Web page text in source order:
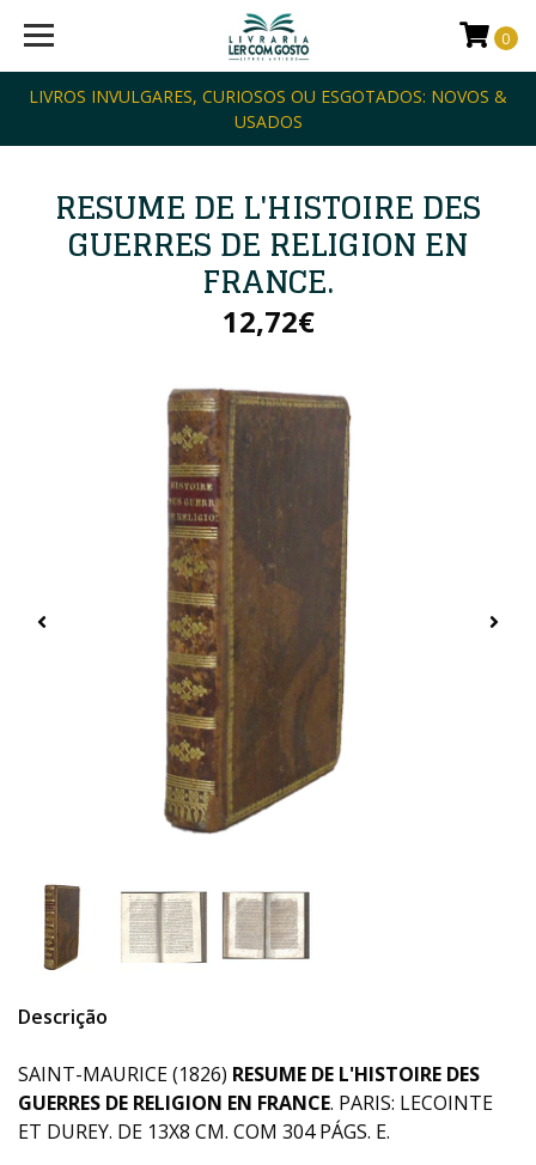
LIVROS INVULGARES, CURIOSOS OU ESGOTADOS: NOVOS &
USADOS
0
RESUME DE L'HISTOIRE DES
GUERRES DE RELIGION EN
FRANCE.
12,72€
Descrição
SAINT-MAURICE (1826) RESUME DE L'HISTOIRE DES
GUERRES DE RELIGION EN FRANCE. PARIS: LECOINTE
ET DUREY. DE 13X8 CM. COM 304 PÁGS. E.